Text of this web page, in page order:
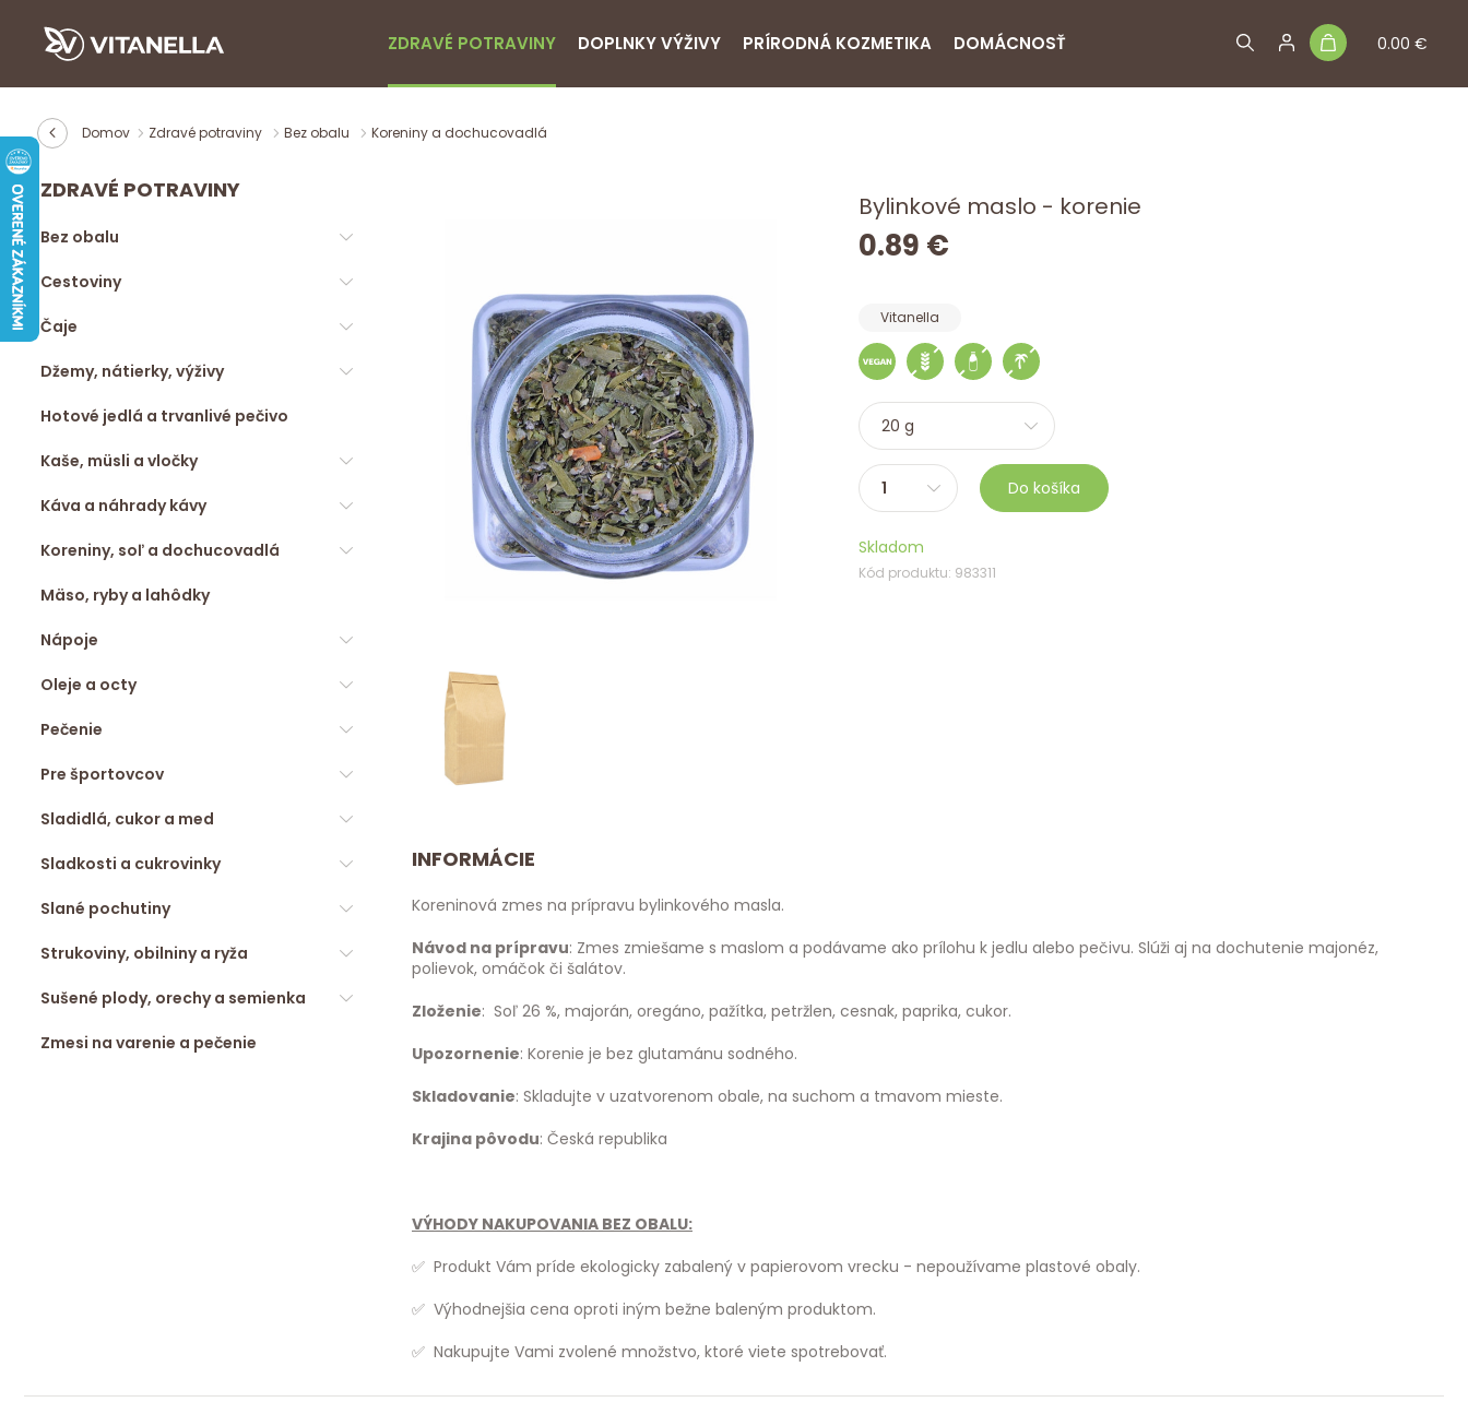
0.00 €
ZDRAVÉ POTRAVINY DOPLNKY VÝŽIVY PRÍRODNÁ KOZMETIKA DOMÁCNOSŤ
Domov Zdravé potraviny Bez obalu Koreniny a dochucovadlá
ZDRAVÉ POTRAVINY
Bez obalu
Cestoviny
Čaje
Džemy, nátierky, výživy
Hotové jedlá a trvanlivé pečivo
Kaše, müsli a vločky
Káva a náhrady kávy
Koreniny, soľ a dochucovadlá
Mäso, ryby a lahôdky
Nápoje
Oleje a octy
Pečenie
Pre športovcov
Sladidlá, cukor a med
Sladkosti a cukrovinky
Slané pochutiny
Strukoviny, obilniny a ryža
Sušené plody, orechy a semienka
Zmesi na varenie a pečenie
Bylinkové maslo - korenie
0.89 €
Vitanella
Do košíka
Skladom
Kód produktu: 983311
INFORMÁCIE
Koreninová zmes na prípravu bylinkového masla.
Návod na prípravu: Zmes zmiešame s maslom a podávame ako prílohu k jedlu alebo pečivu. Slúži aj na dochutenie majonéz,
polievok, omáčok či šalátov.
Zloženie: Soľ 26 %, majorán, oregáno, pažítka, petržlen, cesnak, paprika, cukor.
Upozornenie: Korenie je bez glutamánu sodného.
Skladovanie: Skladujte v uzatvorenom obale, na suchom a tmavom mieste.
Krajina pôvodu: Česká republika
VÝHODY NAKUPOVANIA BEZ OBALU:
✅ Produkt Vám príde ekologicky zabalený v papierovom vrecku - nepoužívame plastové obaly.
✅ Výhodnejšia cena oproti iným bežne baleným produktom.
✅ Nakupujte Vami zvolené množstvo, ktoré viete spotrebovať.